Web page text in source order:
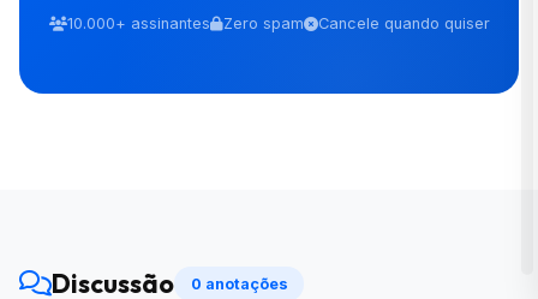
10.000+ assinantes Zero spam Cancele quando quiser
Discussão 0 anotações